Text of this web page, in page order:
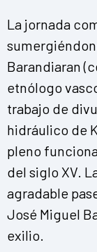
La jornada
Barandiaran
etnólogo
trabajo de
hidráulico de
pleno
del siglo XV.
agradable
José Miguel
exilio.